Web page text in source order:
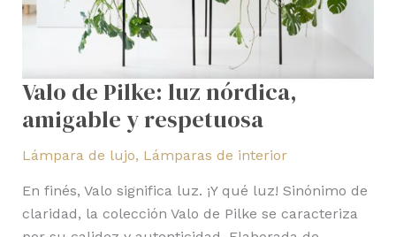
Valo de Pilke: luz nórdica,
amigable y respetuosa
Lámpara de lujo, Lámparas de interior
En finés, Valo significa luz. ¡Y qué luz! Sinónimo de
claridad, la colección Valo de Pilke se caracteriza